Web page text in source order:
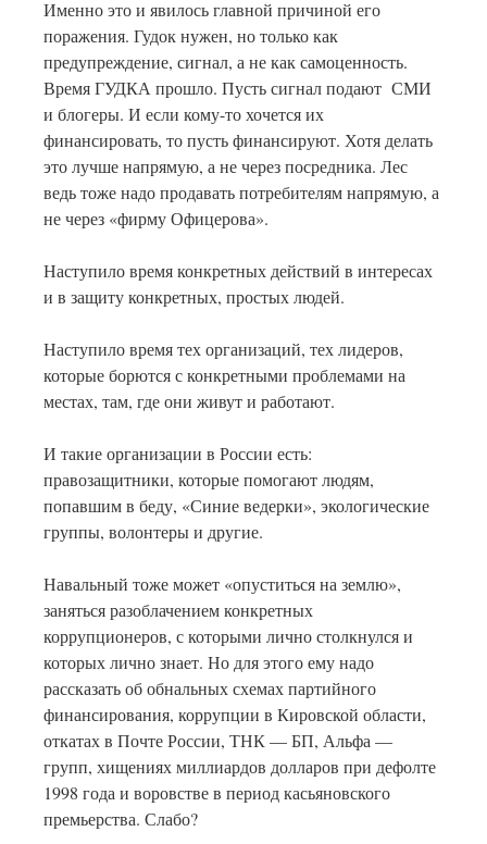
Именно это и явилось главной причиной его
поражения. Гудок нужен, но только как
предупреждение, сигнал, а не как самоценность.
Время ГУДКА прошло. Пусть сигнал подают СМИ
и блогеры. И если кому-то хочется их
финансировать, то пусть финансируют. Хотя делать
это лучше напрямую, а не через посредника. Лес
ведь тоже надо продавать потребителям напрямую, а
не через «фирму Офицерова».
Наступило время конкретных действий в интересах
и в защиту конкретных, простых людей.
Наступило время тех организаций, тех лидеров,
которые борются с конкретными проблемами на
местах, там, где они живут и работают.
И такие организации в России есть:
правозащитники, которые помогают людям,
попавшим в беду, «Синие ведерки», экологические
группы, волонтеры и другие.
Навальный тоже может «опуститься на землю»,
заняться разоблачением конкретных
коррупционеров, с которыми лично столкнулся и
которых лично знает. Но для этого ему надо
рассказать об обнальных схемах партийного
финансирования, коррупции в Кировской области,
откатах в Почте России, ТНК — БП, Альфа —
групп, хищениях миллиардов долларов при дефолте
1998 года и воровстве в период касьяновского
премьерства. Слабо?